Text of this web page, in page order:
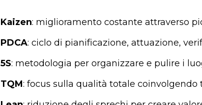
Kaizen: miglioramento costante attraverso
PDCA: ciclo di pianificazione, attuazione,
5S: metodologia per organizzare e pulire i
TQM: focus sulla qualità totale